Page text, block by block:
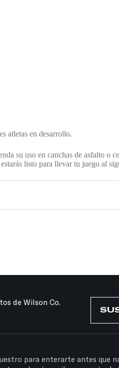
atletas en desarrollo.
su uso en canchas de asfalto o
listo para llevar tu juego al
de Wilson Co.
para enterarte antes que